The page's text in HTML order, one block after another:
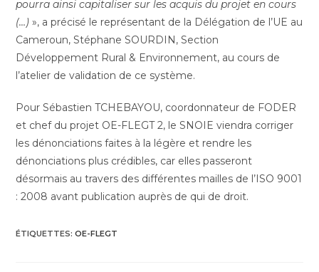
pourra ainsi capitaliser sur les acquis du projet en cours
(…)», a précisé le représentant de la Délégation de l’UE au
Cameroun, Stéphane SOURDIN, Section
Développement Rural & Environnement, au cours de
l’atelier de validation de ce système.
Pour Sébastien TCHEBAYOU, coordonnateur de FODER
et chef du projet OE-FLEGT 2, le SNOIE viendra corriger
les dénonciations faites à la légère et rendre les
dénonciations plus crédibles, car elles passeront
désormais au travers des différentes mailles de l’ISO 9001
: 2008 avant publication auprès de qui de droit.
ÉTIQUETTES:OE-FLEGT